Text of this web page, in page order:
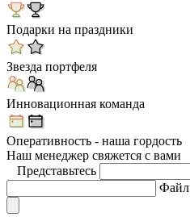
Подарки на праздники
Звезда портфеля
Инновационная команда
Оперативность - наша гордость
Наш менеджер свяжется с вами
Представьтесь
Файл